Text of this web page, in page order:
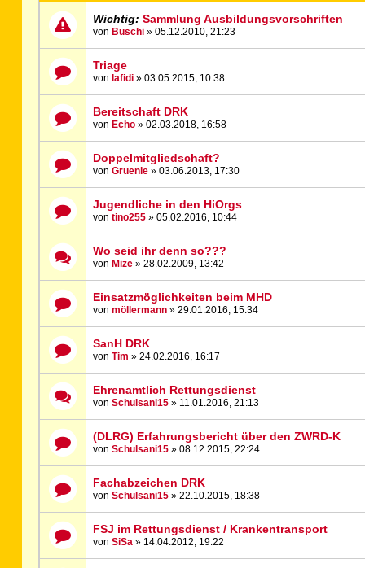
Wichtig: Sammlung Ausbildungsvorschriften
von Buschi » 05.12.2010, 21:23
Triage
von lafidi » 03.05.2015, 10:38
Bereitschaft DRK
von Echo » 02.03.2018, 16:58
Doppelmitgliedschaft?
vonGruenie » 03.06.2013, 17:30
Jugendliche in den HiOrgs
vontino255 » 05.02.2016, 10:44
Wo seid ihr denn so???
von Mize » 28.02.2009, 13:42
Einsatzmöglichkeiten beim MHD
vonmöllermann » 29.01.2016, 15:34
SanH DRK
vonTim » 24.02.2016, 16:17
Ehrenamtlich Rettungsdienst
vonSchulsani15 » 11.01.2016, 21:13
(DLRG) Erfahrungsbericht über den ZWRD-K
vonSchulsani15 » 08.12.2015, 22:24
Fachabzeichen DRK
vonSchulsani15 » 22.10.2015, 18:38
FSJ im Rettungsdienst / Krankentransport
vonSiSa » 14.04.2012, 19:22